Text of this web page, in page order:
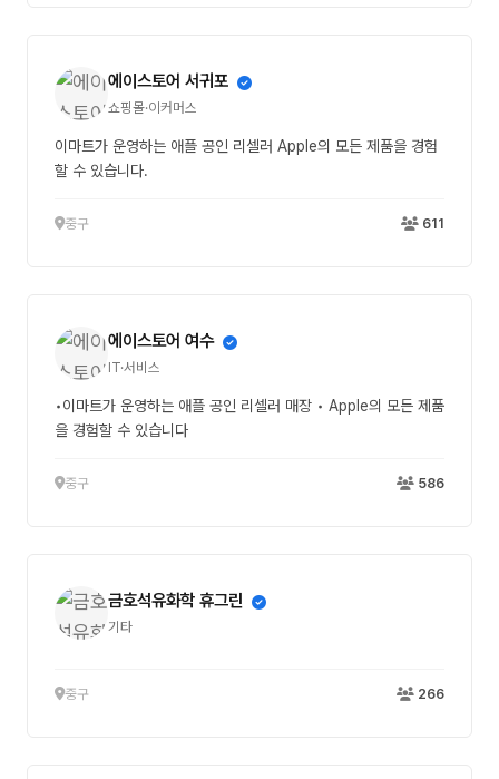
에이스토어 서귀포
쇼핑몰·이커머스
이마트가 운영하는 애플 공인 리셀러 Apple의 모든 제품을 경험
할 수 있습니다.
중구 611
에이스토어 여수
IT·서비스
•이마트가 운영하는 애플 공인 리셀러 매장 • Apple의 모든 제품
을 경험할 수 있습니다
중구 586
금호석유화학 휴그린
기타
중구 266